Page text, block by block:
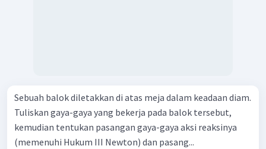
Sebuah balok diletakkan di atas meja dalam keadaan diam.
Tuliskan gaya-gaya yang bekerja pada balok tersebut,
kemudian tentukan pasangan gaya-gaya aksi reaksinya
(memenuhi Hukum III Newton) dan pasang...